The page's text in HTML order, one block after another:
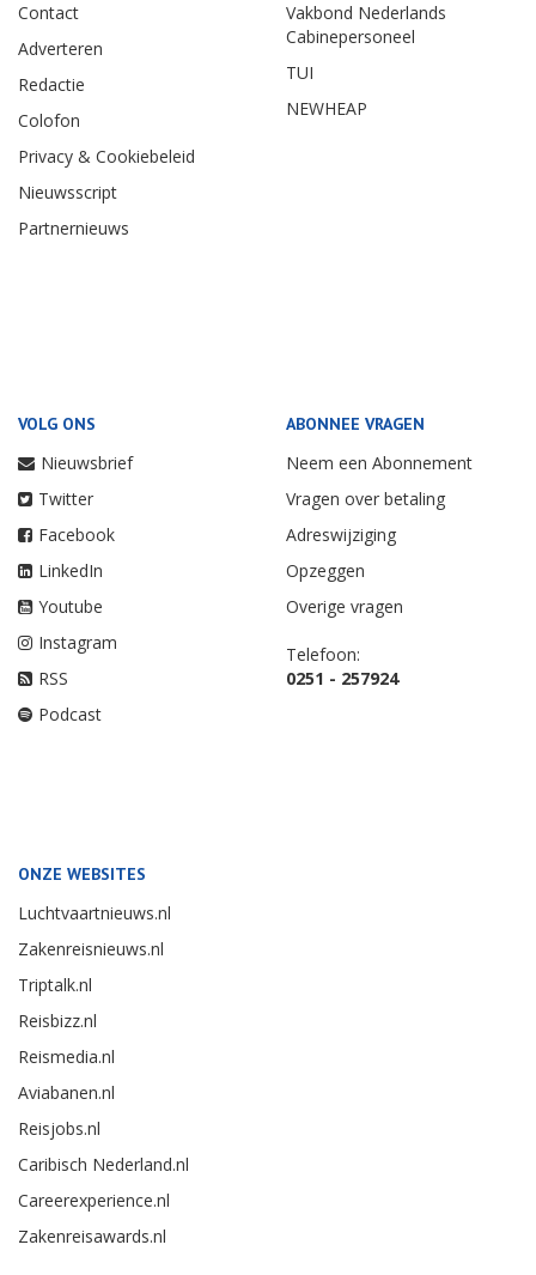
Contact
Adverteren
Redactie
Colofon
Privacy & Cookiebeleid
Nieuwsscript
Partnernieuws
Vakbond Nederlands
Cabinepersoneel
TUI
NEWHEAP
VOLG ONS
Nieuwsbrief
Twitter
Facebook
LinkedIn
Youtube
Instagram
RSS
Podcast
ABONNEE VRAGEN
Neem een Abonnement
Vragen over betaling
Adreswijziging
Opzeggen
Overige vragen
Telefoon:
0251 - 257924
ONZE WEBSITES
Luchtvaartnieuws.nl
Zakenreisnieuws.nl
Triptalk.nl
Reisbizz.nl
Reismedia.nl
Aviabanen.nl
Reisjobs.nl
Caribisch Nederland.nl
Careerexperience.nl
Zakenreisawards.nl